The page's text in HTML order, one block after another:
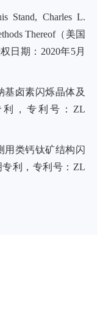
Stand, Charles L.
Thereof（美国
日期：2020年5月
卤素闪烁晶体及
，专利号：ZL
用类钙钛矿结构闪
利，专利号：ZL